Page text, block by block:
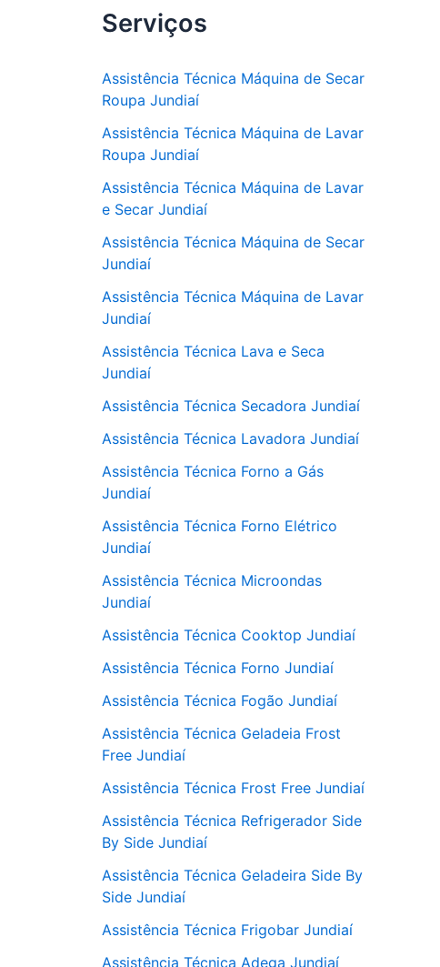
c
b
o
o
k
itt
A
p
Serviços
Assistência Técnica Máquina de Secar
Roupa Jundiaí
Assistência Técnica Máquina de Lavar
Roupa Jundiaí
Assistência Técnica Máquina de Lavar
e Secar Jundiaí
Assistência Técnica Máquina de Secar
Jundiaí
Assistência Técnica Máquina de Lavar
Jundiaí
Assistência Técnica Lava e Seca
Jundiaí
Assistência Técnica Secadora Jundiaí
Assistência Técnica Lavadora Jundiaí
Assistência Técnica Forno a Gás
Jundiaí
Assistência Técnica Forno Elétrico
Jundiaí
Assistência Técnica Microondas
Jundiaí
Assistência Técnica Cooktop Jundiaí
Assistência Técnica Forno Jundiaí
Assistência Técnica Fogão Jundiaí
Assistência Técnica Geladeia Frost
Free Jundiaí
Assistência Técnica Frost Free Jundiaí
Assistência Técnica Refrigerador Side
By Side Jundiaí
Assistência Técnica Geladeira Side By
Side Jundiaí
Assistência Técnica Frigobar Jundiaí
Assistência Técnica Adega Jundiaí